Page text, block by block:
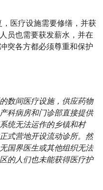
医疗设施需要修缮，并获
员也需要获发薪水，并在
突各方都必须尊重和保护
数间医疗设施，供应药物
科病房和门诊部直接提供
统无法运作的乡镇和村
式营地开设流动诊所。然
国界医生或其他组织无法
的人们也未能获得医疗护